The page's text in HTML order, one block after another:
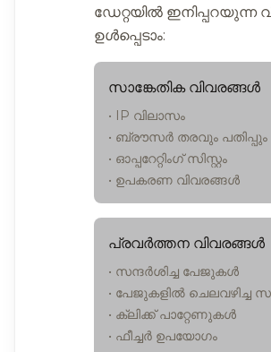
ഡേറ്റയിൽ ഇനിപ്പറയുന്ന
ഉൾപ്പെടാം:
സാങ്കേതിക വിവരങ്ങൾ
• IP വിലാസം
• ബ്രൗസർ തരവും പതിപ്പും
• ഓപ്പറേറ്റിംഗ് സിസ്റ്റം
• ഉപകരണ വിവരങ്ങൾ
പ്രവർത്തന വിവരങ്ങൾ
• സന്ദർശിച്ച പേജുകൾ
• പേജുകളിൽ ചെലവഴിച്ച
• ക്ലിക്ക് പാറ്റേണുകൾ
• ഫീച്ചർ ഉപയോഗം